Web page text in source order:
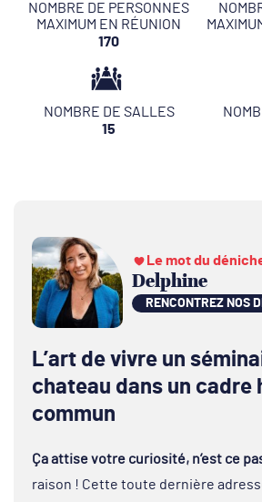
NOMBRE DE PERSONNES
MAXIMUM EN RÉUNION
170
NOMBRE DE SALLES
15
Le mot du
Delphine
RENCONTREZ NOS
L’art de vivre un
chateau dans un cadre
commun
Ça attise votre curiosité, n’est ce
raison ! Cette toute dernière